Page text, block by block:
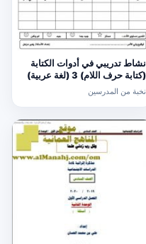
نشاط تدريبي في أدوات الكتابة
(كتابة حرف اللام) 3 (لغة عربية)
نخبة من المدرسين